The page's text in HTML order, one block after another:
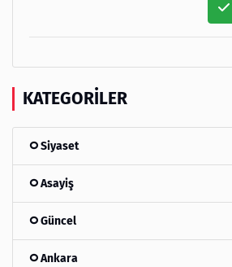
KATEGORILER
Siyaset
Asayiş
Güncel
Ankara